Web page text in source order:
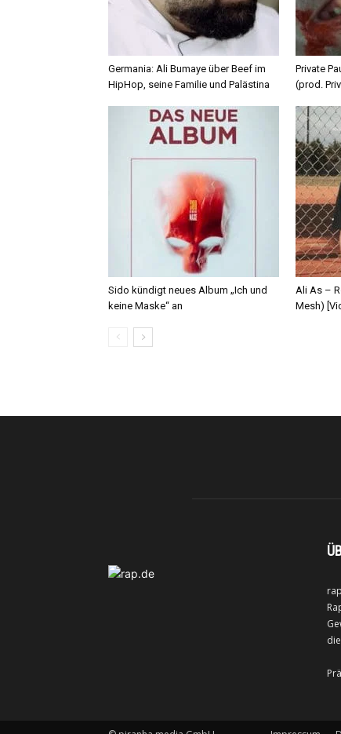
Germania: Ali Bumaye über Beef im
HipHop, seine Familie und Palästina
Private
(prod.
Sido kündigt neues Album „Ich und
keine Maske“ an
Ali As –
Mesh)